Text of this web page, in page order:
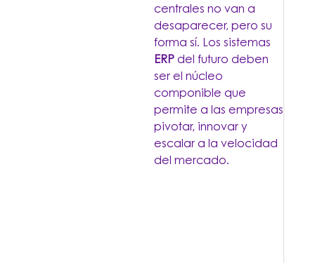
centrales no van a
desaparecer, pero su
forma sí. Los sistemas
ERP del futuro deben
ser el núcleo
componible que
permite a las empresas
pivotar, innovar y
escalar a la velocidad
del mercado.